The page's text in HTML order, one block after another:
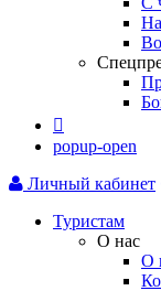

popup-open
Личный кабинет
Туристам
О нас
О